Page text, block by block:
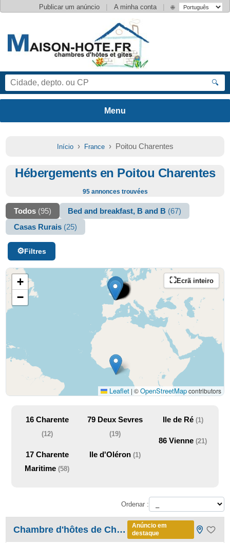
Publicar um anúncio | A minha conta | 🌐
🔍
Início› France› Poitou Charentes
Hébergements en Poitou Charentes
95 annonces trouvées
Todos (95) Bed and breakfast, B and B (67)
Casas Rurais (25)
Filtres
Ecrã inteiro
+
−
Leaflet | ©OpenStreetMapcontributors
16 Charente
(12)
17Charente
Maritime(58)
79 Deux Sevres
(19)
Ile d'Oléron (1)
Ile de Ré (1)
86 Vienne(21)
Ordenar :
Chambre d'hôtes de Charme
Anúncio em
destaque